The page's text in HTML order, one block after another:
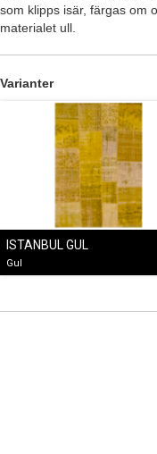
som klipps isär, färgas om
materialet ull.
Varianter
ISTANBUL GUL
Gul